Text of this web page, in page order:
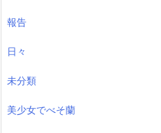
報告
日々
未分類
美少女でべそ蘭